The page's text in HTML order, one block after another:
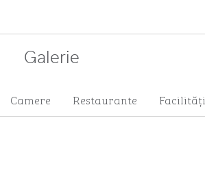
Galerie
Camere Restaurante Facilităţi